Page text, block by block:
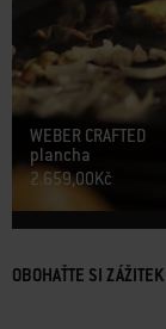
WEBER CRAFTED
plancha​
2.659,00Kč
OBOHAŤTE SI ZÁŽITEK